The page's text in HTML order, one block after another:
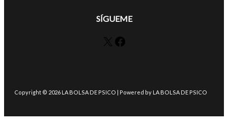
SÍGUEME
X Facebook
Copyright © 2026 LA BOLSA DE PSICO | Powered by LA BOLSA DE PSICO